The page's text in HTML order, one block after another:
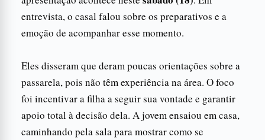
entrevista, o casal falou sobre os preparativos e a
emoção de acompanhar esse momento.
Eles disseram que deram poucas orientações sobre a
passarela, pois não têm experiência na área. O foco
foi incentivar a filha a seguir sua vontade e garantir
apoio total à decisão dela. A jovem ensaiou em casa,
caminhando pela sala para mostrar como se